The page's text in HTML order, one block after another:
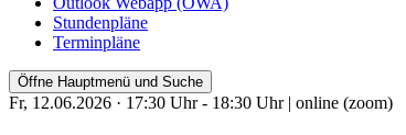
Stundenpläne
Terminpläne
Öffne Hauptmenü und Suche
Fr, 12.06.2026 · 17:30 Uhr - 18:30 Uhr | online (zoom)